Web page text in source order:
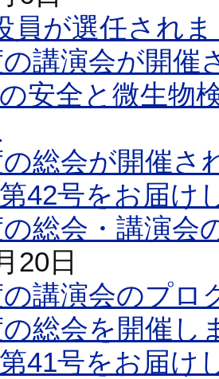
員が選任され
講演会が開催
安全と微生物
総会が開催さ
42号をお届け
総会・講演会
20日
講演会のプロ
総会を開催し
41号をお届け